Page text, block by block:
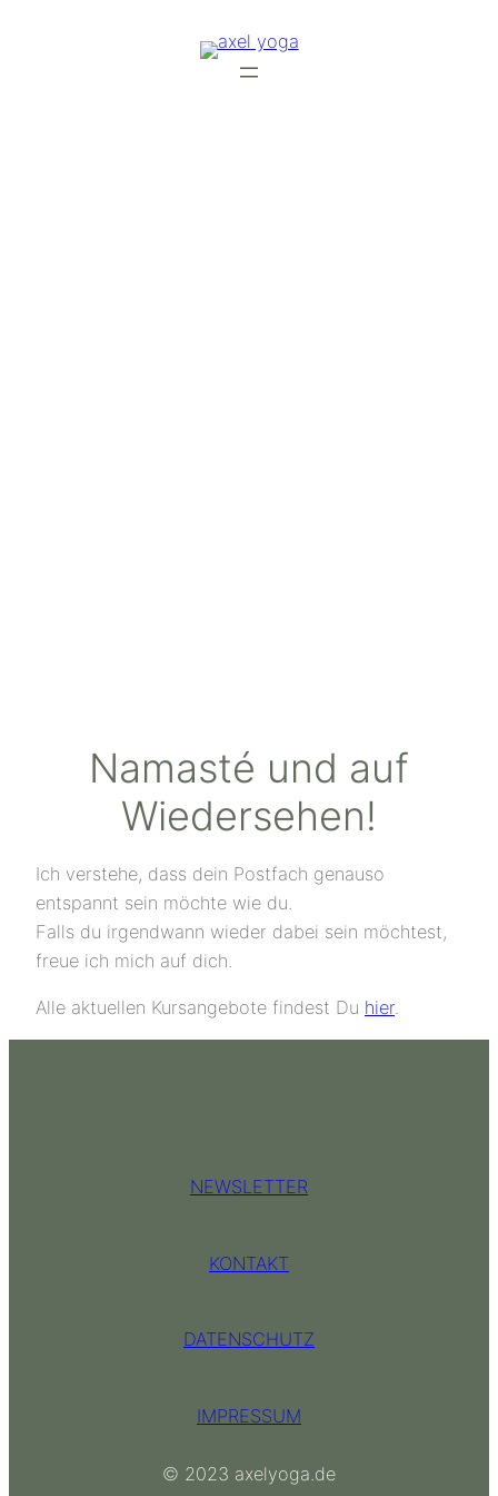
Namasté und auf
Wiedersehen!
Ich verstehe, dass dein Postfach genauso
entspannt sein möchte wie du.
Falls du irgendwann wieder dabei sein möchtest,
freue ich mich auf dich.
Alle aktuellen Kursangebote findest Du hier
NEWSLETTER
KONTAKT
DATENSCHUTZ
IMPRESSUM
© 2023 axelyoga.de